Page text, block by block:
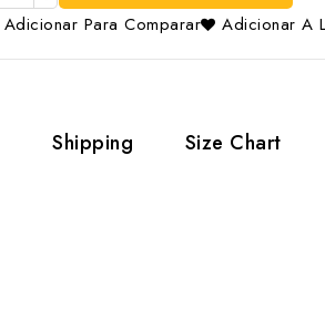
Adicionar Para Comparar
Adicionar A
Shipping Size Chart